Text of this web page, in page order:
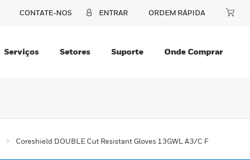
CONTATE-NOS ENTRAR ORDEM RÁPIDA
Serviços Setores Suporte Onde Comprar
Coreshield DOUBLE Cut Resistant Gloves 13GWL A3/C F